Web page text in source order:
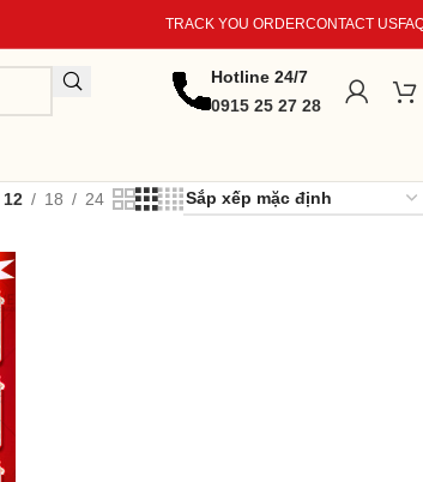
TRACK YOU ORDERCONTACT US
Hotline 24/7
0915 25 27 28
12 18 24